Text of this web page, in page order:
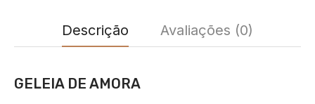
Descrição Avaliações (0)
GELEIA DE AMORA